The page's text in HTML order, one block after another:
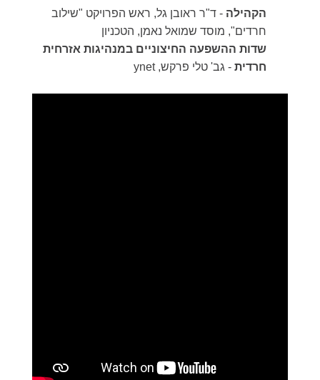
הקהילה - ד"ר ראובן גל, ראש הפרויקט "שילוב
חרדים", מוסד שמואל נאמן, הטכניון
שדות ההשפעה החיצוניים במנהיגות אזרחית
חרדית - גב' טלי פרקש, ynet